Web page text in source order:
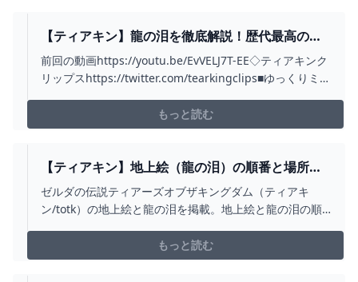
【ティアキン】龍の泪を徹底解説！歴代最高のス
トーリーを語る - YOUTUBE
前回の動画https://youtu.be/EvVELJ7T-EE◇ティアキンク
リップスhttps://twitter.com/tearkingclips■ゆっくりミリ
https://store.line.me/stickershop/product/11339845■
ゆっくりミリナグッズhtt...
もっと読む
【ティアキン】地上絵（龍の泪）の順番と場所一
覧【ゼルダの伝説ティアーズオブザキングダム】 -
神ゲー攻略
ゼルダの伝説ティアーズオブザキングダム（ティアキ
ン/totk）の地上絵と龍の泪を掲載。地上絵と龍の泪の順
標、報酬や見つけ方についても紹介しています。
もっと読む